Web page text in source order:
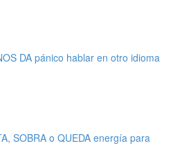
DA pánico hablar en otro idioma
SOBRA o QUEDA energía para